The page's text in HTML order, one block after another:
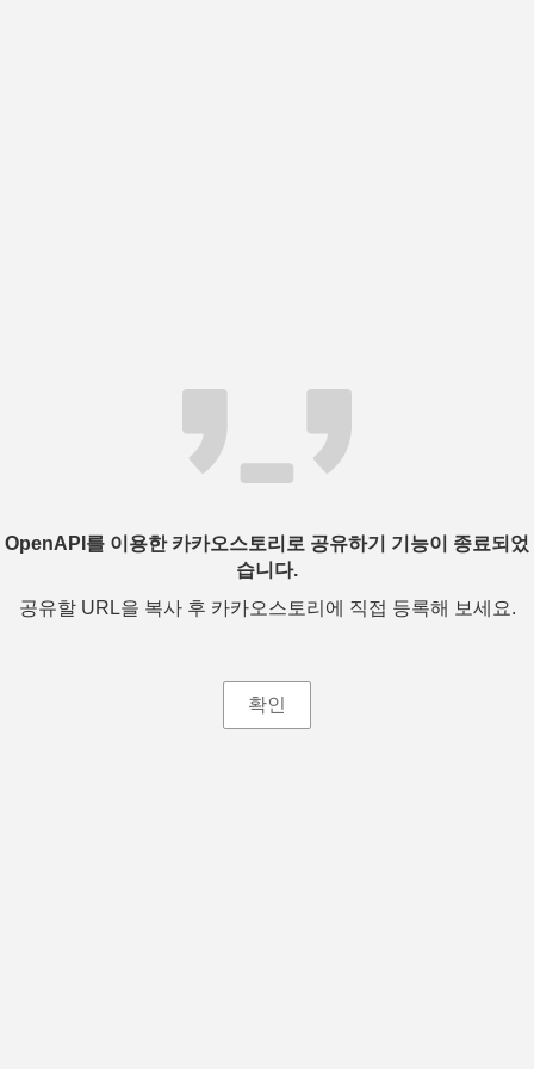
OpenAPI를 이용한 카카오스토리로 공유하기 기능이 종료되었
습니다.
공유할 URL을 복사 후 카카오스토리에 직접 등록해 보세요.
확인